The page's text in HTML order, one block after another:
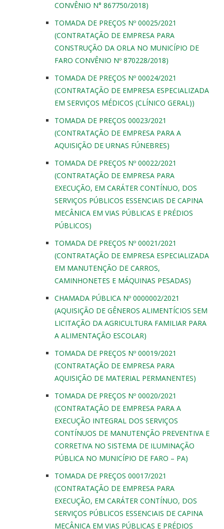
CONVÊNIO N° 867750/2018)
TOMADA DE PREÇOS Nº 00025/2021
(CONTRATAÇÃO DE EMPRESA PARA
CONSTRUÇÃO DA ORLA NO MUNICÍPIO DE
FARO CONVÊNIO Nº 870228/2018)
TOMADA DE PREÇOS Nº 00024/2021
(CONTRATAÇÃO DE EMPRESA ESPECIALIZADA
EM SERVIÇOS MÉDICOS (CLÍNICO GERAL))
TOMADA DE PREÇOS 00023/2021
(CONTRATAÇÃO DE EMPRESA PARA A
AQUISIÇÃO DE URNAS FÚNEBRES)
TOMADA DE PREÇOS Nº 00022/2021
(CONTRATAÇÃO DE EMPRESA PARA
EXECUÇÃO, EM CARÁTER CONTÍNUO, DOS
SERVIÇOS PÚBLICOS ESSENCIAIS DE CAPINA
MECÂNICA EM VIAS PÚBLICAS E PRÉDIOS
PÚBLICOS)
TOMADA DE PREÇOS Nº 00021/2021
(CONTRATAÇÃO DE EMPRESA ESPECIALIZADA
EM MANUTENÇÃO DE CARROS,
CAMINHONETES E MÁQUINAS PESADAS)
CHAMADA PÚBLICA Nº 0000002/2021
(AQUISIÇÃO DE GÊNEROS ALIMENTÍCIOS SEM
LICITAÇÃO DA AGRICULTURA FAMILIAR PARA
A ALIMENTAÇÃO ESCOLAR)
TOMADA DE PREÇOS Nº 00019/2021
(CONTRATAÇÃO DE EMPRESA PARA
AQUISIÇÃO DE MATERIAL PERMANENTES)
TOMADA DE PREÇOS Nº 00020/2021
(CONTRATAÇÃO DE EMPRESA PARA A
EXECUÇÃO INTEGRAL DOS SERVIÇOS
CONTÍNUOS DE MANUTENÇÃO PREVENTIVA E
CORRETIVA NO SISTEMA DE ILUMINAÇÃO
PÚBLICA NO MUNICÍPIO DE FARO – PA)
TOMADA DE PREÇOS 00017/2021
(CONTRATAÇÃO DE EMPRESA PARA
EXECUÇÃO, EM CARÁTER CONTÍNUO, DOS
SERVIÇOS PÚBLICOS ESSENCIAIS DE CAPINA
MECÂNICA EM VIAS PÚBLICAS E PRÉDIOS